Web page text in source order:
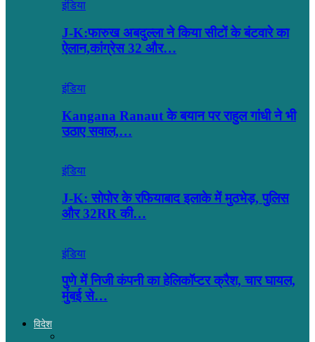
इंडिया
J-K:फारुख अबदुल्ला ने किया सीटों के बंटवारे का
ऐलान,कांग्रेस 32 और…
इंडिया
Kangana Ranaut के बयान पर राहुल गांधी ने भी
उठाए सवाल,…
इंडिया
J-K: सोपोर के रफियाबाद इलाके में मुठभेड़, पुलिस
और 32RR की…
इंडिया
पुणे में निजी कंपनी का हेलिकॉप्टर क्रैश, चार घायल,
मुंबई से…
विदेश